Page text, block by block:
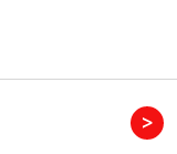
>